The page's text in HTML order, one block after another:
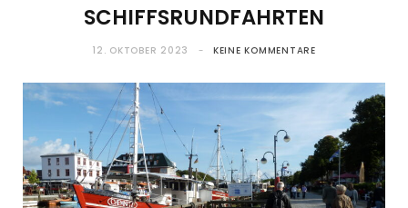
e
r m t
SCHIFFSRUNDFAHRTEN
12. OKTOBER 2023 KEINE KOMMENTARE